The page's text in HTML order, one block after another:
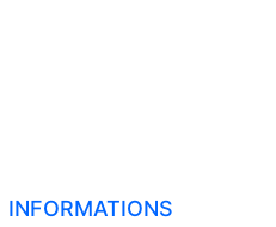
INFORMATIONS